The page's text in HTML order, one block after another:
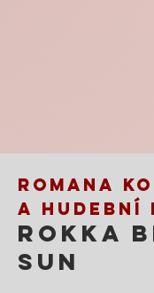
Romana
a
Rokka
Sun